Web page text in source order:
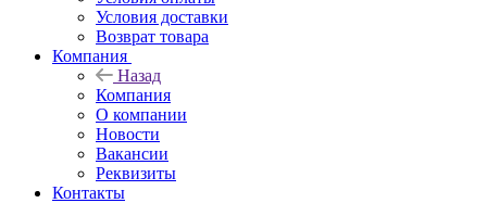
Условия доставки
Возврат товара
Компания
Назад
Компания
О компании
Новости
Вакансии
Реквизиты
Контакты